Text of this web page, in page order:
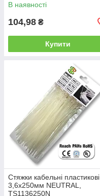
В наявності
104,98 ₴
Купити
Стяжки кабельні пластикові
3,6x250мм NEUTRAL,
TS1136250N